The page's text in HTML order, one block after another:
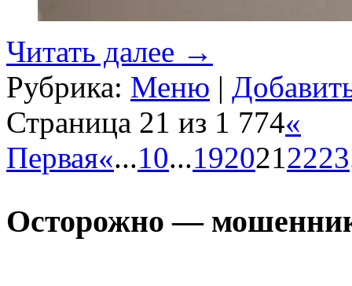
Читать далее →
Рубрика: Меню |
Страница 21 из 1 774«
Первая«...10...1920212223
Осторожно —